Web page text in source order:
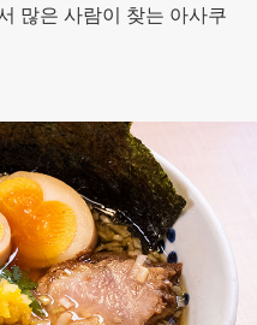
많은 사람이 찾는 아사쿠